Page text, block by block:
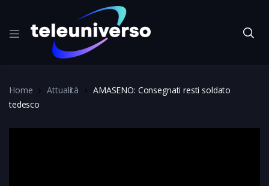
Home Attualità
AMASENO: Consegnati resti soldato
tedesco